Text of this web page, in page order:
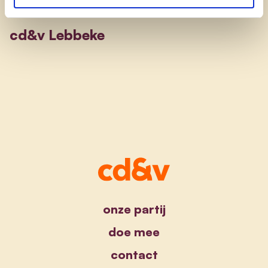
cd&v Lebbeke
onze partij
doe mee
contact